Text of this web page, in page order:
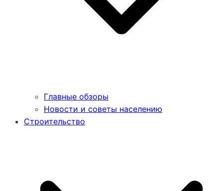
Главные обзоры
Новости и советы населению
Строительство